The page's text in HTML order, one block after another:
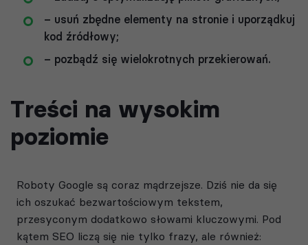
– usuń zbędne elementy na stronie i uporządkuj
kod źródłowy;
– pozbądź się wielokrotnych przekierowań.
Treści na wysokim
poziomie
Roboty Google są coraz mądrzejsze. Dziś nie da się
ich oszukać bezwartościowym tekstem,
przesyconym dodatkowo słowami kluczowymi. Pod
kątem SEO liczą się nie tylko frazy, ale również: